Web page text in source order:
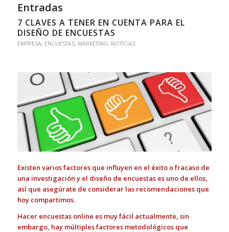
Entradas
7 CLAVES A TENER EN CUENTA PARA EL
DISEÑO DE ENCUESTAS
EMPRESA, ENCUESTAS, MARKETING, NOTICIAS
Existen varios factores que influyen en el éxito o fracaso de
una investigación y el diseño de encuestas es uno de ellos,
así que asegúrate de considerar las recomendaciones que
hoy compartimos.
Hacer encuestas online es muy fácil actualmente, sin
embargo, hay múltiples factores metodológicos que